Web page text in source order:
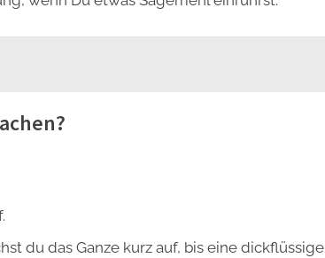
du das Ganze kurz auf, bis eine dickflüssige